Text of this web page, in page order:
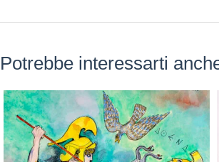
Potrebbe interessarti